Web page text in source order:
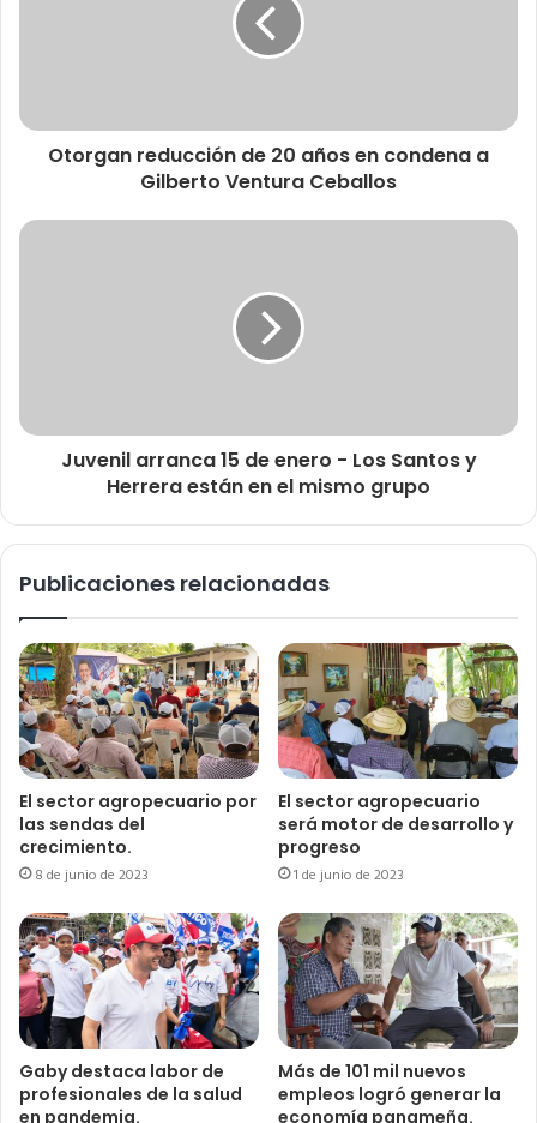
Otorgan reducción de 20 años en condena a
Gilberto Ventura Ceballos
Juvenil arranca 15 de enero - Los Santos y
Herrera están en el mismo grupo
Publicaciones relacionadas
El sector agropecuario por
las sendas del
crecimiento.
8 de junio de 2023
El sector agropecuario
será motor de desarrollo y
progreso
1 de junio de 2023
Gaby destaca labor de
profesionales de la salud
en pandemia.
Más de 101 mil nuevos
empleos logró generar la
economía panameña.